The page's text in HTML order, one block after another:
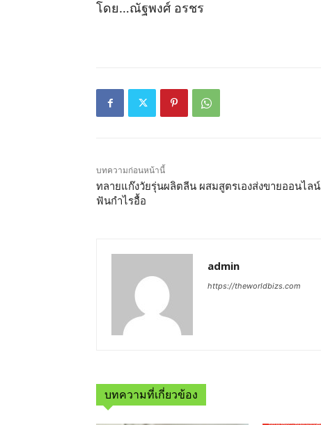
โดย…ณัฐพงศ์ อรชร
บทความก่อนหน้านี้
ทลายแก๊งวัยรุ่นผลิตลีน ผสมสูตรเองส่งขายออนไลน์
ฟันกำไรอื้อ
admin
https://theworldbizs.com
บทความที่เกี่ยวข้อง